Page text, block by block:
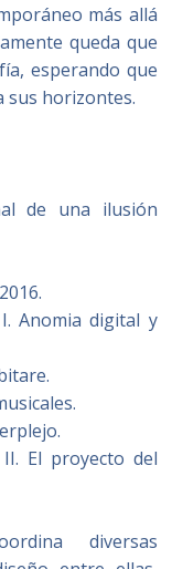
más allá
queda que
esperando que
sus horizontes.
de una ilusión
Anomia digital y
El proyecto del
diversas